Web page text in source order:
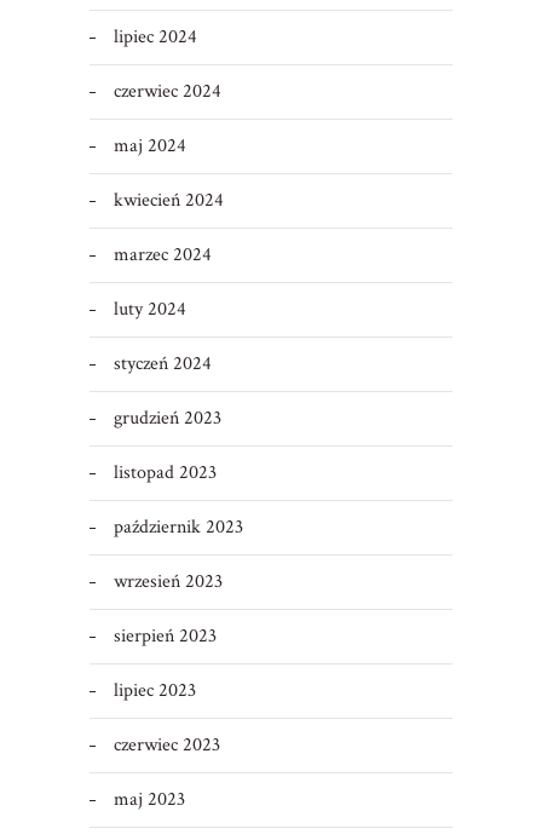
lipiec 2024
czerwiec 2024
maj 2024
kwiecień 2024
marzec 2024
luty 2024
styczeń 2024
grudzień 2023
listopad 2023
październik 2023
wrzesień 2023
sierpień 2023
lipiec 2023
czerwiec 2023
maj 2023